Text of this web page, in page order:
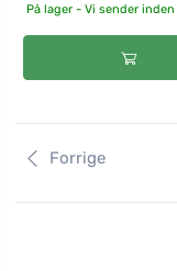
På lager - Vi sender
Forrige